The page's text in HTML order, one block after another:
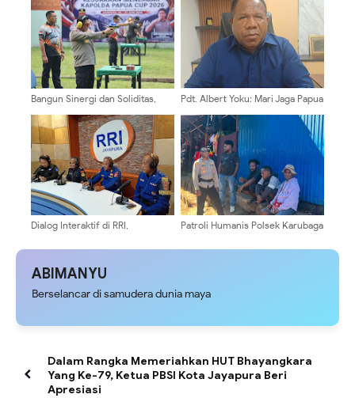
Bangun Sinergi dan Soliditas,
Menembak Bersama Jajaran
Polda Papua
Pdt. Albert Yoku: Mari Jaga Papua
Persaudaraan
Dialog Interaktif di RRI,
Tegaskan Komitmen Jaga
Patroli Humanis Polsek Karubaga
Wujudkan Situasi Kamtibmas
ABIMANYU
Berselancar di samudera dunia maya
Dalam Rangka Memeriahkan HUT Bhayangkara
Yang Ke-79, Ketua PBSI Kota Jayapura Beri
Apresiasi